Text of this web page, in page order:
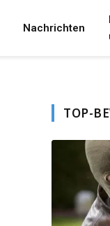
Nachrichten
TOP-